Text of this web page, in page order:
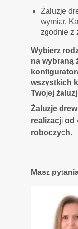
Żaluzje
wymiar.
zgodnie z
Wybierz
na wybraną
wszystkich
Twojej
Żaluzje
realizacji od
roboczych.
Masz